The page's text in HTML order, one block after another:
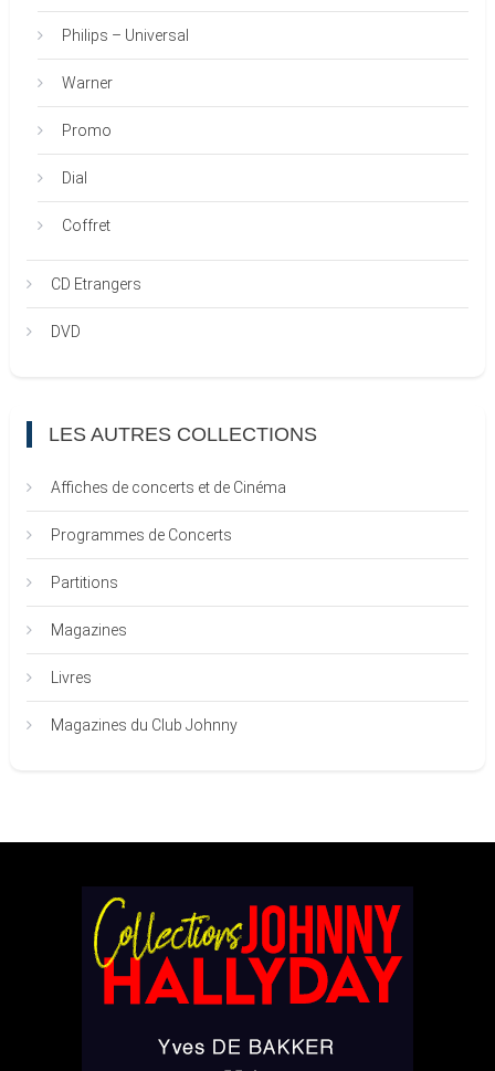
Philips – Universal
Warner
Promo
Dial
Coffret
CD Etrangers
DVD
LES AUTRES COLLECTIONS
Affiches de concerts et de Cinéma
Programmes de Concerts
Partitions
Magazines
Livres
Magazines du Club Johnny